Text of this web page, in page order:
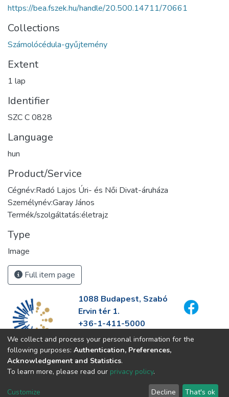
https://bea.fszek.hu/handle/20.500.14711/70661
Collections
Számolócédula-gyűjtemény
Extent
1 lap
Identifier
SZC C 0828
Language
hun
Product/Service
Cégnév:Radó Lajos Úri- és Női Divat-áruháza
Személynév:Garay János
Termék/szolgáltatás:életrajz
Type
Image
Full item page
1088 Budapest, Szabó
Ervin tér 1.
+36-1-411-5000
info@fszek.hu
https://fszek.hu
We collect and process your personal information for the
following purposes: Authentication, Preferences,
Acknowledgement and Statistics.
To learn more, please read our privacy policy.
Customize Decline That's ok